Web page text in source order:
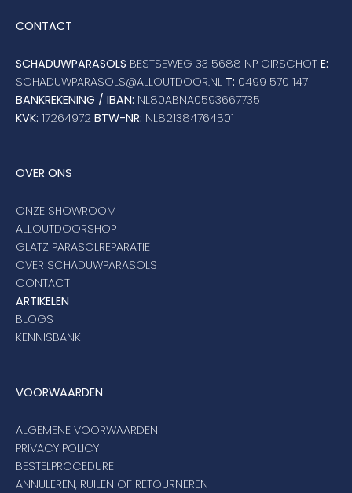
CONTACT
SCHADUWPARASOLS BESTSEWEG 33 5688 NP OIRSCHOT E:
SCHADUWPARASOLS@ALLOUTDOOR.NL T: 0499 570 147
BANKREKENING / IBAN: NL80ABNA0593667735
KVK: 17264972 BTW-NR: NL821384764B01
OVER ONS
ONZE SHOWROOM
ALLOUTDOORSHOP
GLATZ PARASOLREPARATIE
OVER SCHADUWPARASOLS
CONTACT
ARTIKELEN
BLOGS
KENNISBANK
VOORWAARDEN
ALGEMENE VOORWAARDEN
PRIVACY POLICY
BESTELPROCEDURE
ANNULEREN, RUILEN OF RETOURNEREN